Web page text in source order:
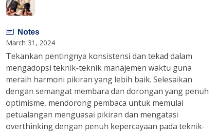
Notes
March 31, 2024
Tekankan pentingnya konsistensi dan tekad dalam
mengadopsi teknik-teknik manajemen waktu guna
meraih harmoni pikiran yang lebih baik. Selesaikan
dengan semangat membara dan dorongan yang penuh
optimisme, mendorong pembaca untuk memulai
petualangan menguasai pikiran dan mengatasi
overthinking dengan penuh kepercayaan pada teknik-